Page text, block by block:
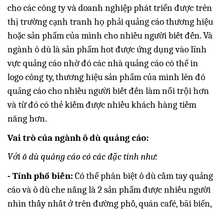
cho các công ty và doanh nghiệp phát triển được trên
thị trường cạnh tranh họ phải quảng cáo thương hiệu
hoặc sản phẩm của mình cho nhiều người biết đến. Và
ngành ô dù là sản phẩm hot được ứng dụng vào lĩnh
vực quảng cáo nhờ đó các nhà quảng cáo có thể in
logo công ty, thương hiệu sản phẩm của mình lên đó
quảng cáo cho nhiều người biết đến làm nổi trội hơn
và từ đó có thẻ kiếm được nhiều khách hàng tiềm
năng hơn.
Vai trò của ngành ô dù quảng cáo:
Với ô dù quảng cáo có các đặc tính như:
- Tính phổ biến:Có thể phân biệt ô dù cầm tay quảng
cáo và ô dù che nắng là 2 sản phẩm được nhiều người
nhìn thấy nhất ở trên đường phố, quán café, bãi biển,